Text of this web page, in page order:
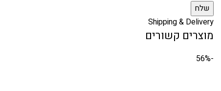
Shipping & Delivery
מוצרים קשורים
-56%